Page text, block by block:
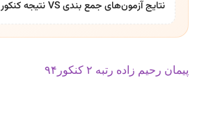
نتایج آزمون‌های جمع بندی VS نتیجه کنکور
پیمان رحیم زاده رتبه ۲ کنکور۹۴